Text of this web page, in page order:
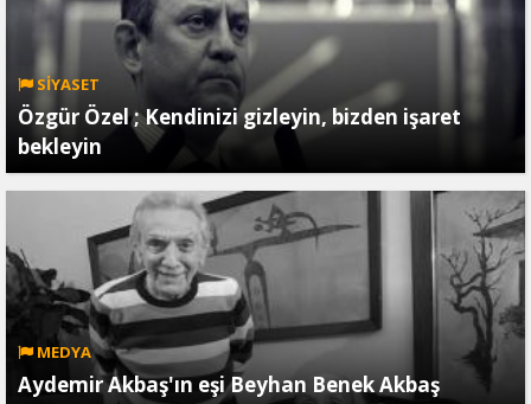
SİYASET
Özgür Özel ; Kendinizi gizleyin, bizden işaret
bekleyin
MEDYA
Aydemir Akbaş'ın eşi Beyhan Benek Akbaş